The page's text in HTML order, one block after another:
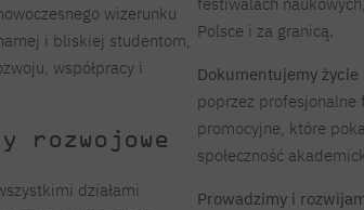
wizerunku
i bliskiej studentom,
współpracy i
rozwojowe
działami
Polsce i za granicą.
Dokumentujemy życie
poprzez profesjonalne
promocyjne, które
społeczność
Prowadzimy i